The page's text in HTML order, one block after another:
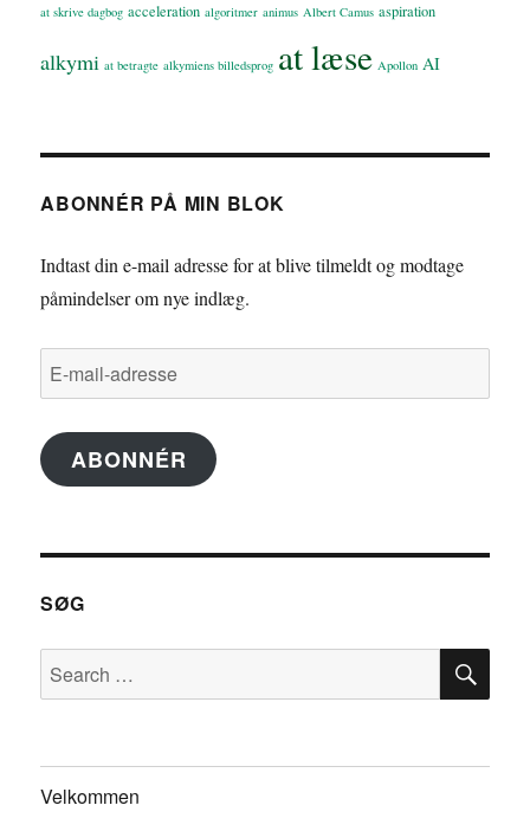
at skrive dagbog acceleration algoritmer animus Albert Camus aspiration
alkymi at betragte alkymiens billedsprog at læse Apollon AI
ABONNÉR PÅ MIN BLOK
Indtast din e-mail adresse for at blive tilmeldt og modtage
påmindelser om nye indlæg.
E-
mail-
adresse
ABONNÉR
SØG
Search
for:
Velkommen